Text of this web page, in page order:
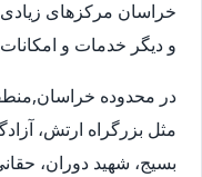
خراسان مرکزهای زیادی
و دیگر خدمات و
در محدوده
مثل بزرگراه ارتش،
بسیج، شهید دوران،